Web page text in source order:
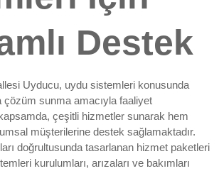
Destek
Uyducu, uydu sistemleri konusunda
çözüm sunma amacıyla faaliyet
çeşitli hizmetler sunarak hem
müşterilerine destek sağlamaktadır.
doğrultusunda tasarlanan hizmet paketleri
kurulumları, arızaları ve bakımları